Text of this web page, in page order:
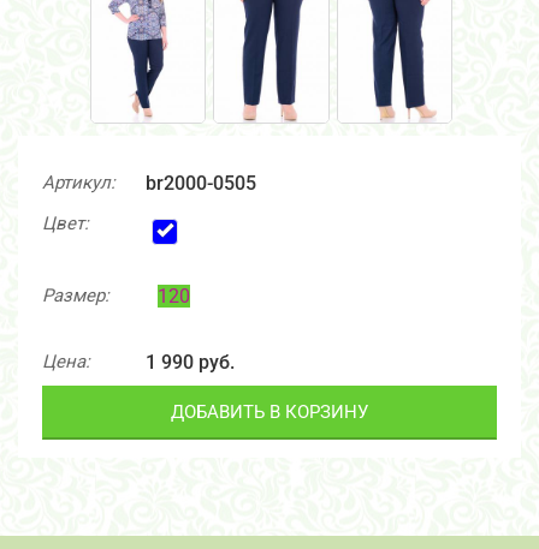
Артикул: br2000-0505
Цвет:
Размер: 120
Цена: 1 990 руб.
ДОБАВИТЬ В КОРЗИНУ